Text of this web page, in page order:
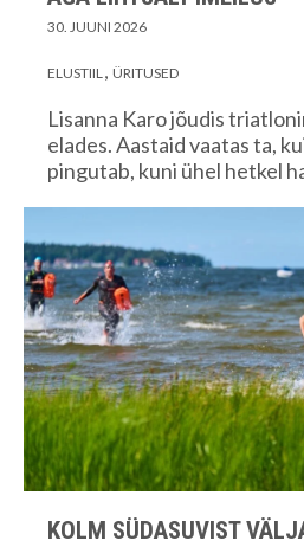
30. JUUNI 2026
ELUSTIIL ÜRITUSED
Lisanna Karo jõudis
elades. Aastaid vaatas ta,
pingutab, kuni ühel hetkel
KOLM SÜDASUVIST